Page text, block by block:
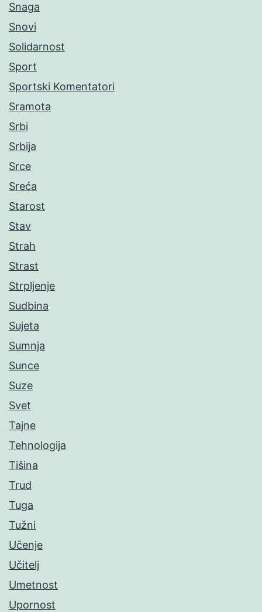
Snaga
Snovi
Solidarnost
Sport
Sportski Komentatori
Sramota
Srbi
Srbija
Srce
Sreća
Starost
Stav
Strah
Strast
Strpljenje
Sudbina
Sujeta
Sumnja
Sunce
Suze
Svet
Tajne
Tehnologija
Tišina
Trud
Tuga
Tužni
Učenje
Učitelj
Umetnost
Upornost